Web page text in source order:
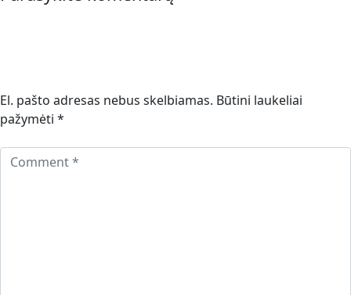
El. pašto adresas nebus skelbiamas. Būtini laukeliai
pažymėti *